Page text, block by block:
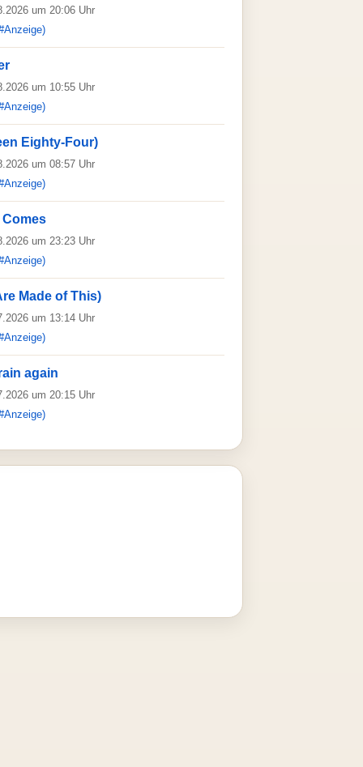
um 20:06 Uhr
um 10:55 Uhr
Eighty-Four)
um 08:57 Uhr
um 23:23 Uhr
Made of This)
um 13:14 Uhr
again
um 20:15 Uhr